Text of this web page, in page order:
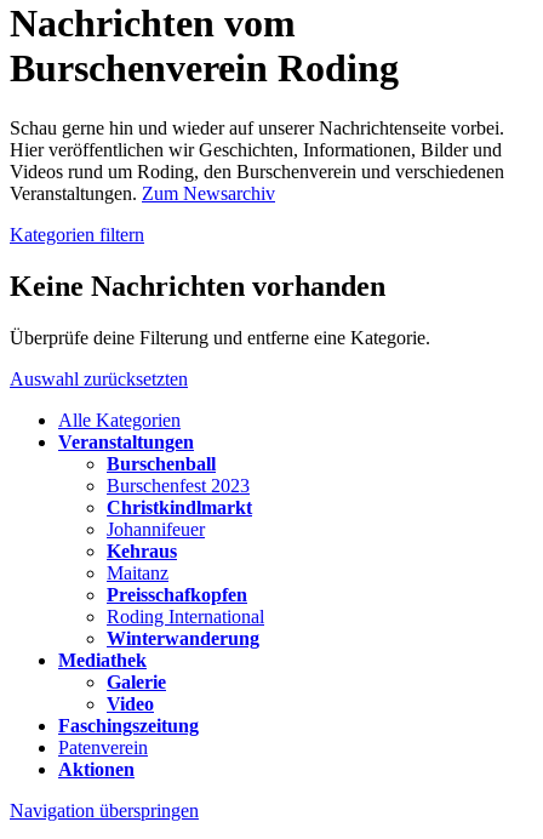
Nachrichten vom
Burschenverein Roding
Schau gerne hin und wieder auf unserer Nachrichtenseite vorbei.
Hier veröffentlichen wir Geschichten, Informationen, Bilder und
Videos rund um Roding, den Burschenverein und verschiedenen
Veranstaltungen. Zum Newsarchiv
Kategorien filtern
Keine Nachrichten vorhanden
Überprüfe deine Filterung und entferne eine Kategorie.
Auswahl zurücksetzten
Alle Kategorien
Veranstaltungen
Burschenball
Burschenfest 2023
Christkindlmarkt
Johannifeuer
Kehraus
Maitanz
Preisschafkopfen
Roding International
Winterwanderung
Mediathek
Galerie
Video
Faschingszeitung
Patenverein
Aktionen
Navigation überspringen